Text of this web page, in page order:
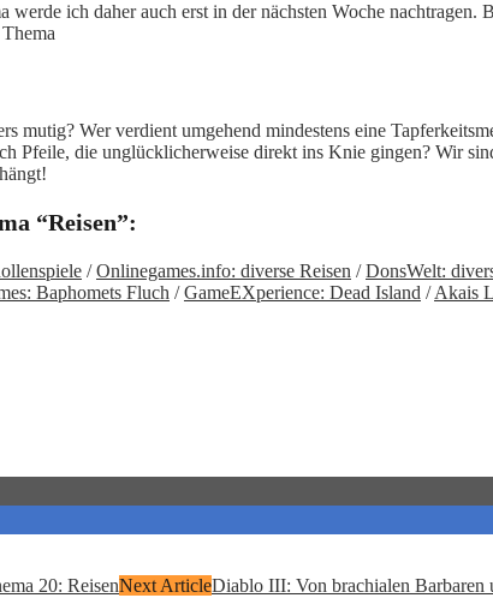
werde ich daher auch erst in der nächsten Woche
mutig? Wer verdient umgehend mindestens eine
Pfeile, die unglücklicherweise direkt ins Knie gingen? Wir
“Reisen”:
/Onlinegames.info: diverse Reisen /DonsWelt:
Baphomets Fluch /GameEXperience: Dead Island /Akais
20: ReisenNext ArticleDiablo III: Von brachialen Barbaren